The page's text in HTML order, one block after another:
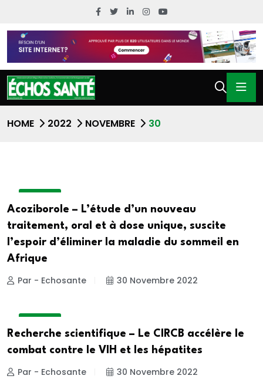
HOME 2022 NOVEMBRE 30
Acoziborole – L’étude d’un nouveau
traitement, oral et à dose unique, suscite
l’espoir d’éliminer la maladie du sommeil en
Afrique
Par - Echosante 30 Novembre 2022
Recherche scientifique – Le CIRCB accélère le
combat contre le VIH et les hépatites
Par - Echosante 30 Novembre 2022